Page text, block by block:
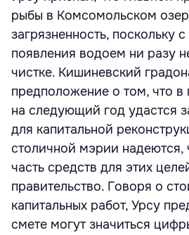
рыбы в Комсомольском
загрязненность, поскольку
появления водоем ни разу
чистке. Кишиневский
предположение о том, что в
на следующий год удастся
для капитальной
столичной мэрии
часть средств для этих
правительство. Говоря о
капитальных работ, Урсу
смете могут значиться